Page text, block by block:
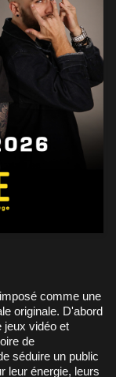
originale. D'abord
jeux vidéo et
de
séduire un public
leur énergie, leurs